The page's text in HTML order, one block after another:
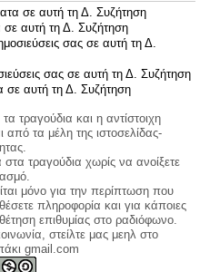
σε αυτή τη Δ. Συζήτηση
αυτή τη Δ. Συζήτηση
σας σε αυτή τη Δ.
σας σε αυτή τη Δ. Συζήτηση
σε αυτή τη Δ. Συζήτηση
τραγούδια και η αντίστοιχη
τα μέλη της ιστοσελίδας-
στα τραγούδια χωρίς να ανοίξετε
μόνο για την περίπτωση που
πληροφορία και για κάποιες
επιθυμίας στο ραδιόφωνο.
στείλτε μας μεηλ στο
gmail.com